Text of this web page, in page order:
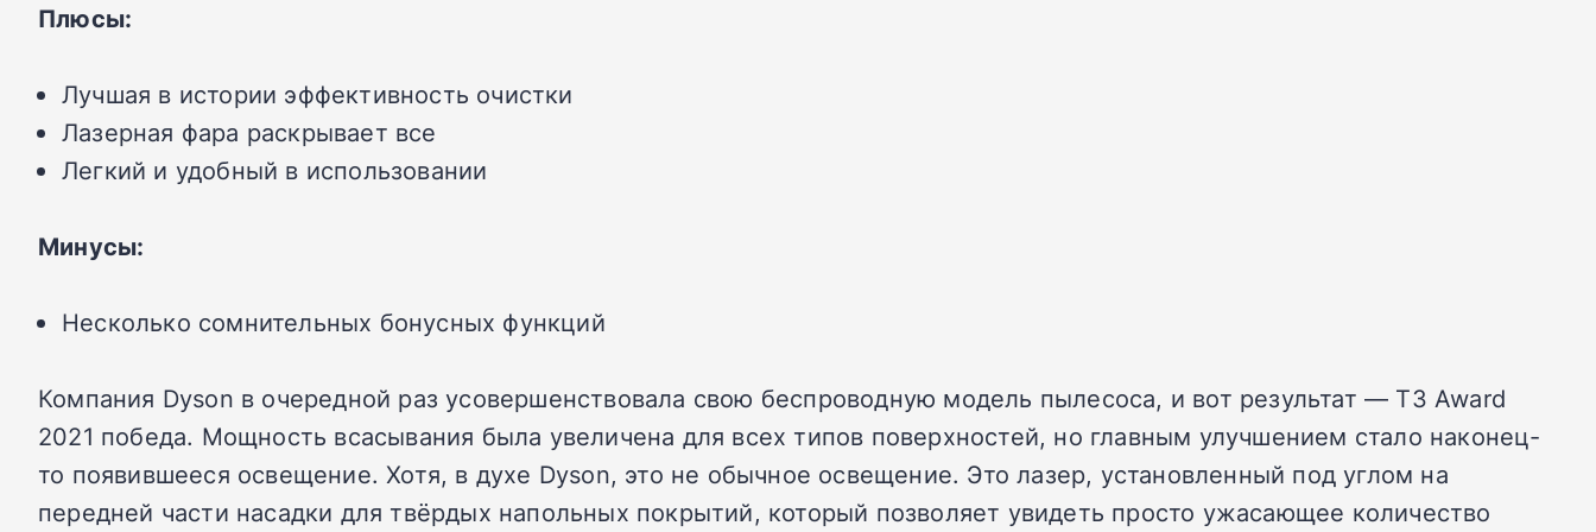
Плюсы:
Лучшая в истории эффективность очистки
Лазерная фара раскрывает все
Легкий и удобный в использовании
Минусы:
Несколько сомнительных бонусных функций
Компания Dyson в очередной раз усовершенствовала свою беспроводную модель пылесоса, и вот результат — T3 Award
2021 победа. Мощность всасывания была увеличена для всех типов поверхностей, но главным улучшением стало наконец-
то появившееся освещение. Хотя, в духе Dyson, это не обычное освещение. Это лазер, установленный под углом на
передней части насадки для твёрдых напольных покрытий, который позволяет увидеть просто ужасающее количество